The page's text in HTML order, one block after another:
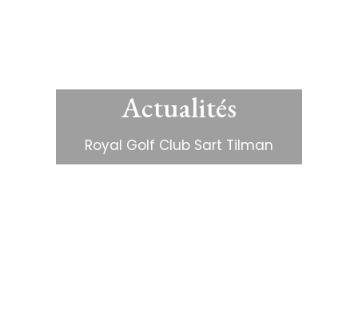
Actualités
Royal Golf Club Sart Tilman